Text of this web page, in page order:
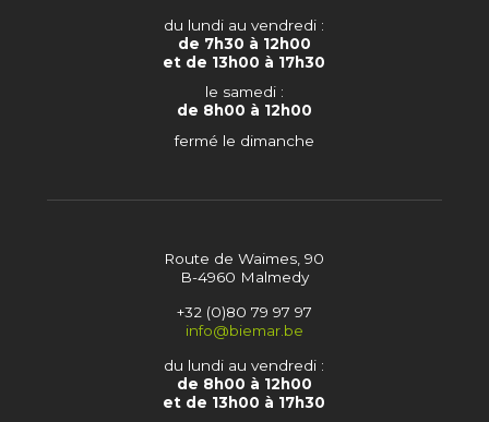
du lundi au vendredi :
de 7h30 à 12h00
et de 13h00 à 17h30
le samedi :
de 8h00 à 12h00
fermé le dimanche
Route de Waimes, 90
B-4960 Malmedy
+32 (0)80 79 97 97
info@biemar.be
du lundi au vendredi :
de 8h00 à 12h00
et de 13h00 à 17h30